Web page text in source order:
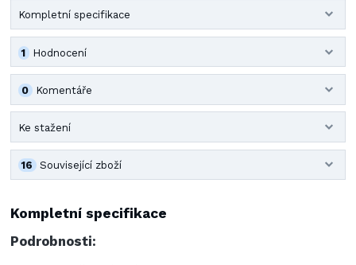
Kompletní specifikace
Hodnocení
1
Komentáře
0
Ke stažení
Související zboží
16
Kompletní specifikace
Podrobnosti: